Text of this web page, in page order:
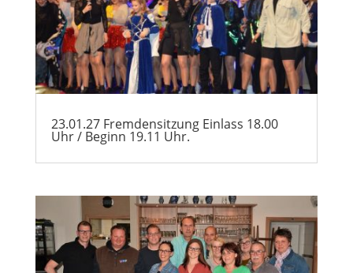
23.01.27 Fremdensitzung Einlass 18.00
Uhr / Beginn 19.11 Uhr.